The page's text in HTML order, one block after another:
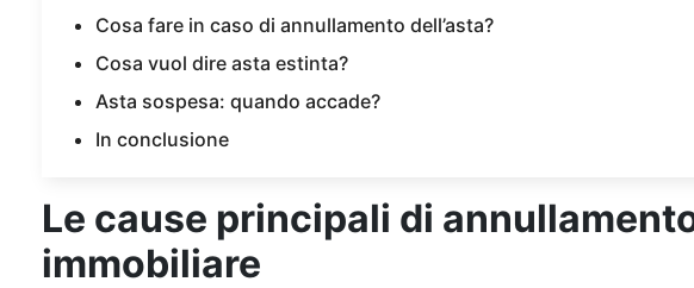
Cosa fare in caso di annullamento dell’asta?
Cosa vuol dire asta estinta?
Asta sospesa: quando accade?
In conclusione
Le cause principali di
immobiliare